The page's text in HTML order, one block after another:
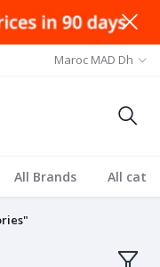
Maroc MAD Dh
All Brands All